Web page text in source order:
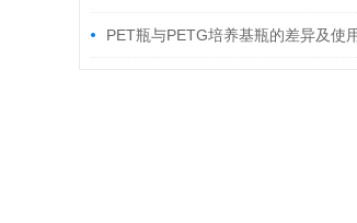
料汇集
PET瓶与PETG培养基瓶的差异及使